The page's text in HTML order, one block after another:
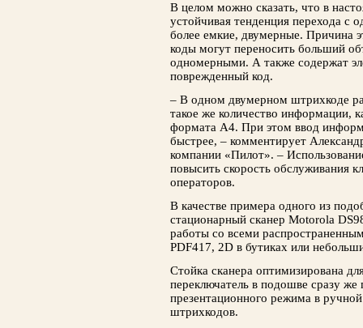
В целом можно сказать, что в
устойчивая тенденция перехода
более емкие, двумерные. Причина
коды могут переносить больший
одномерными. А также содержат
поврежденный код.
– В одном двумерном штрихкоде
такое же количество информации,
формата А4. При этом ввод
быстрее, – комментирует
компании «Пилот». –
повысить скорость обслуживания
операторов.
В качестве примера одного из
стационарный сканер Motorola
работы со всеми
PDF417, 2D в бутиках или
Стойка сканера оптимизирована
переключатель в подошве сразу же
презентационного режима в
штрихкодов.